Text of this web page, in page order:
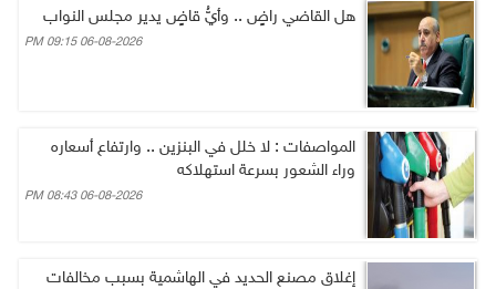
هل القاضي راضٍ .. وأيُّ قاضٍ يدير مجلس النواب
06-08-2026 09:15 PM
المواصفات : لا خلل في البنزين .. وارتفاع أسعاره
وراء الشعور بسرعة استهلاكه
06-08-2026 08:43 PM
إغلاق مصنع الحديد في الهاشمية بسبب مخالفات